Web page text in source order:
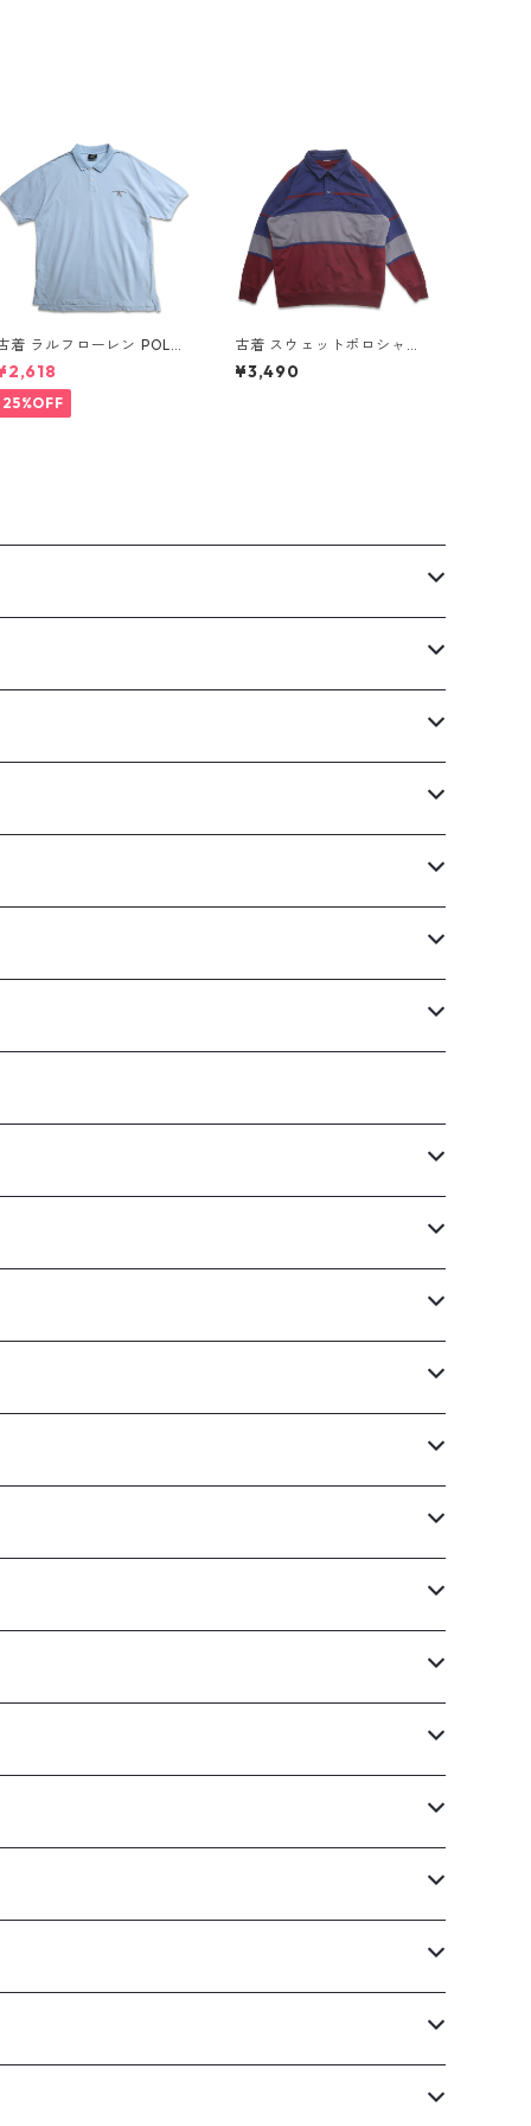
着 ラルフローレン POLO
CO. RALPH LAUREN
半袖 ポロシャツ ワンポイン
ト 鹿の子 ライトブルー 表
：XL gd410383n w608
25%OFF
古着 スウェットポロシャツ
トレーナー ラガーシャツ 長
袖ポロシャツ 裏起毛 表
¥3,490